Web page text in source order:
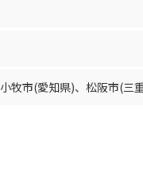
小牧市(愛知県)、 松阪市(三